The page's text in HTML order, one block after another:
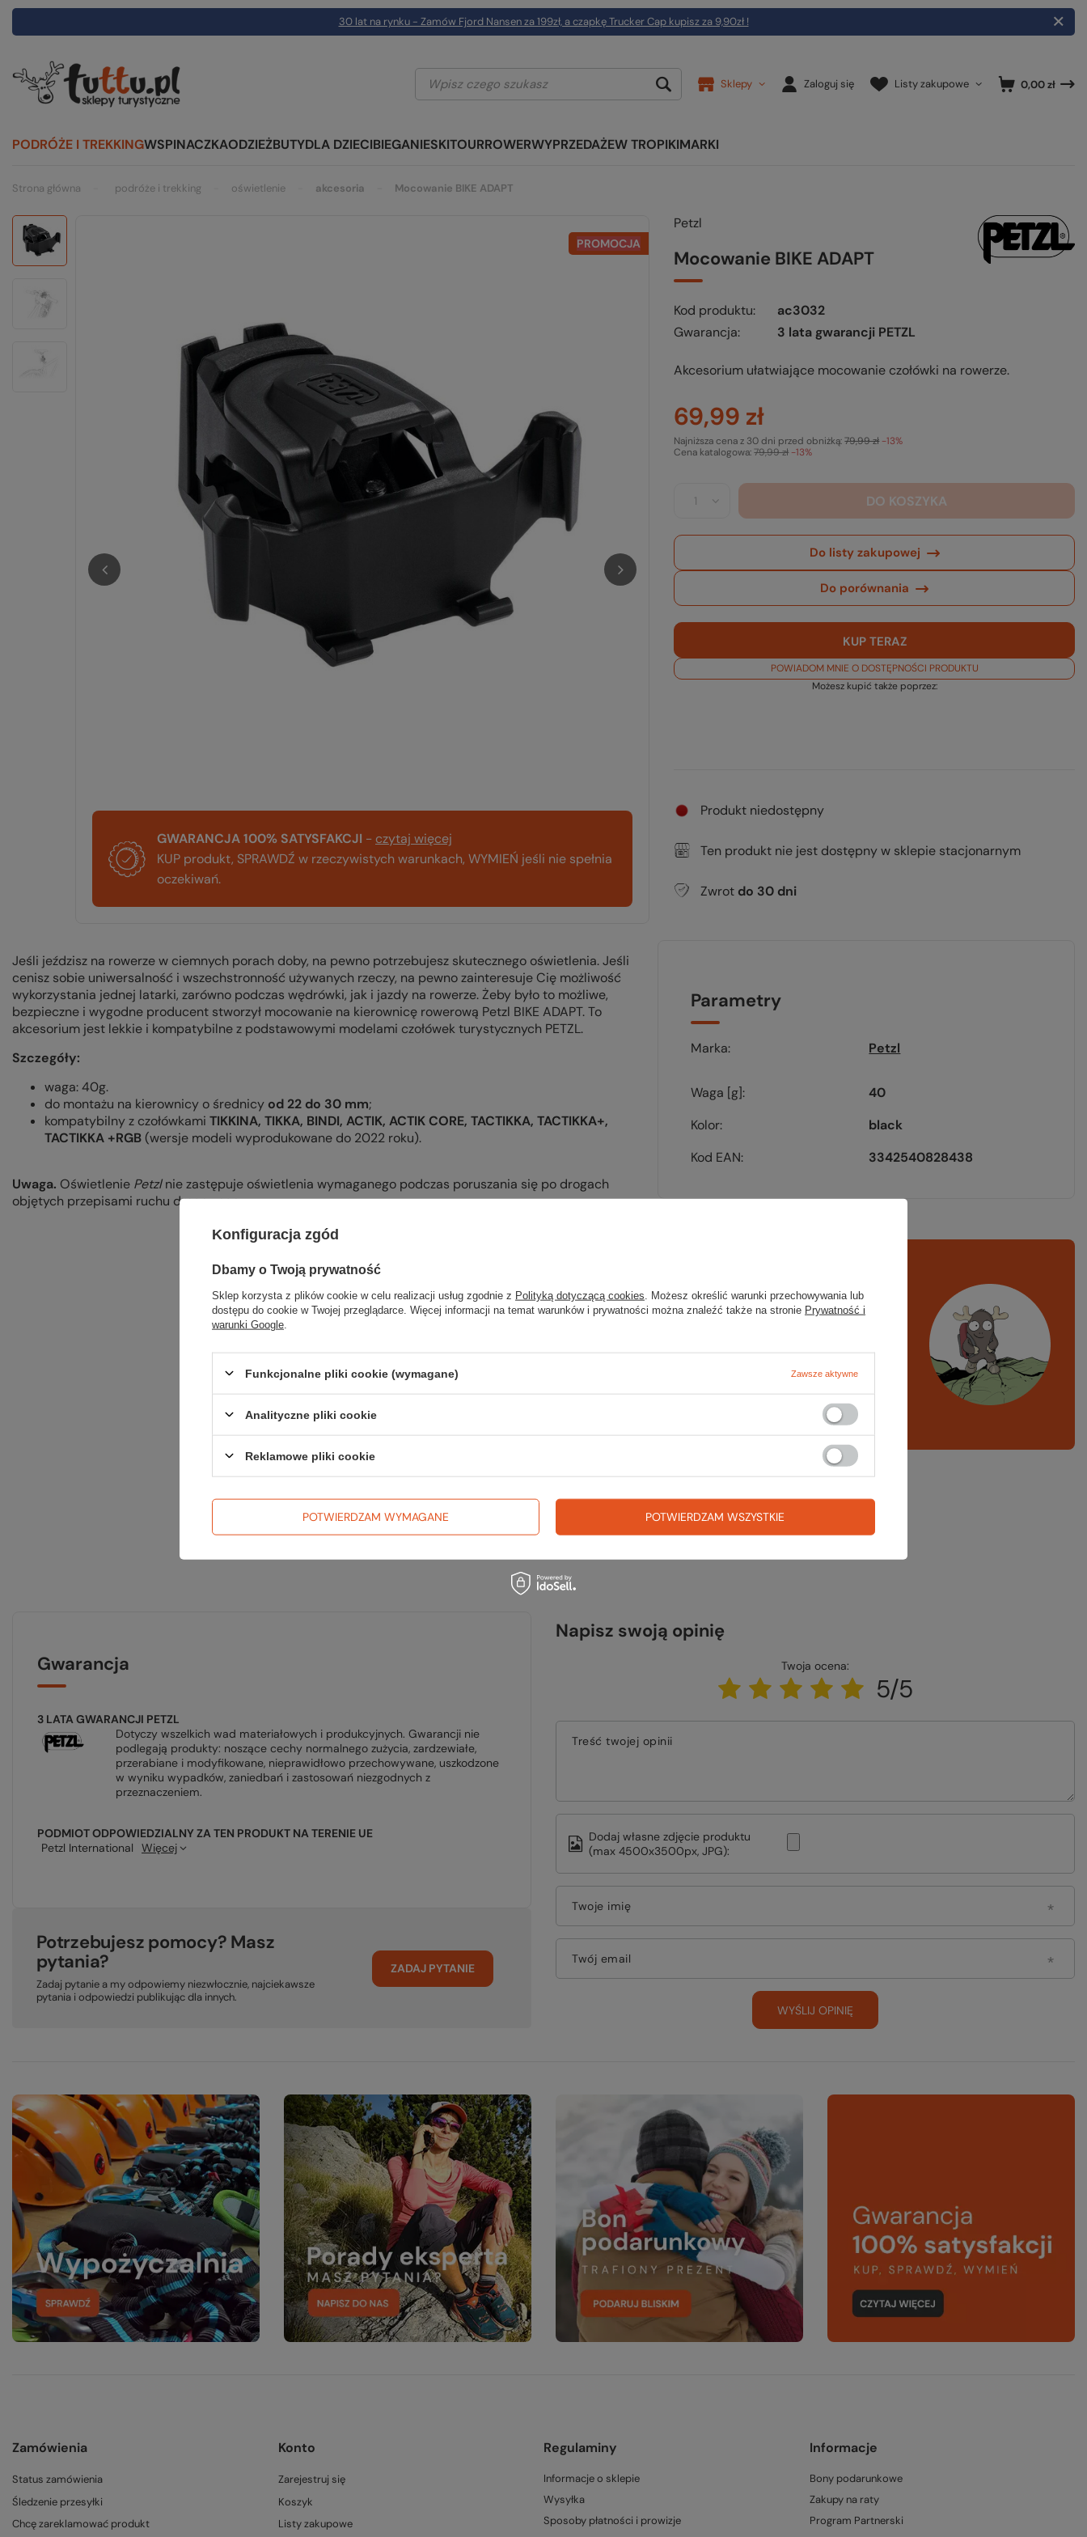
30 lat na rynku - Zamów Fjord Nansen za 199zł, a czapkę Trucker Cap kupisz za 9,90zł !
Sklepy Zaloguj się Listy zakupowe 0,00 zł
PODRÓŻE I TREKKINGWSPINACZKAODZIEŻBUTYDLA DZIECIBIEGANIESKITOURROWERWYPRZEDAŻEW TROPIKIMARKI
Strona główna podróże i trekking oświetlenie akcesoria Mocowanie BIKE ADAPT
PROMOCJA
GWARANCJA 100% SATYSFAKCJI - czytaj więcej
KUP produkt, SPRAWDŹ w rzeczywistych warunkach, WYMIEŃ jeśli nie spełnia
oczekiwań.
Petzl
Mocowanie BIKE ADAPT
Kod produktu
ac3032
Gwarancja
3 lata gwarancji PETZL
Akcesorium ułatwiające mocowanie czołówki na rowerze.
69,99 zł
Cena katalogowa:79,99 zł -13%
Najniższa cena z 30 dni przed obniżką:79,99 zł -13%
DO KOSZYKA
Do listy zakupowej
Do porównania
KUP TERAZ
POWIADOM MNIE O DOSTĘPNOŚCI PRODUKTU
Możesz kupić także poprzez:
Produkt niedostępny
Ten produkt nie jest dostępny w sklepie stacjonarnym
Zwrot do 30 dni
Jeśli jeździsz na rowerze w ciemnych porach doby, na pewno potrzebujesz skutecznego oświetlenia. Jeśli
cenisz sobie uniwersalność i wszechstronność używanych rzeczy, na pewno zainteresuje Cię możliwość
wykorzystania jednej latarki, zarówno podczas wędrówki, jak i jazdy na rowerze. Żeby było to możliwe,
bezpieczne i wygodne producent stworzył mocowanie na kierownicę rowerową Petzl BIKE ADAPT. To
akcesorium jest lekkie i kompatybilne z podstawowymi modelami czołówek turystycznych PETZL.
Szczegóły:
waga: 40g.
do montażu na kierownicy o średnicy od 22 do 30 mm;
kompatybilny z czołówkami TIKKINA, TIKKA, BINDI, ACTIK, ACTIK CORE, TACTIKKA, TACTIKKA+,
TACTIKKA +RGB(wersje modeli wyprodukowane do 2022 roku).
Uwaga. Oświetlenie Petzlnie zastępuje oświetlenia wymaganego podczas poruszania się po drogach
objętych przepisami ruchu drogowego.
Parametry
Marka Petzl
Waga [g]
40
Kolor
black
Kod EAN
3342540828438
wszystko
TWOJA LISTA SPRZĘTOWA
Gwarancja
3 LATA GWARANCJI PETZL
Dotyczy wszelkich wad materiałowych i produkcyjnych. Gwarancji nie
podlegają produkty: noszące cechy normalnego zużycia, zardzewiałe,
przerabiane i modyfikowane, nieprawidłowo przechowywane, uszkodzone
w wyniku wypadków, zaniedbań i zastosowań niezgodnych z
przeznaczeniem.
PODMIOT ODPOWIEDZIALNY ZA TEN PRODUKT NA TERENIE UE
Petzl International
Więcej
Potrzebujesz pomocy? Masz
pytania?
Zadaj pytanie a my odpowiemy niezwłocznie, najciekawsze
pytania i odpowiedzi publikując dla innych.
ZADAJ PYTANIE
Napisz swoją opinię
Twoja ocena:
5/5
Treść twojej opinii
Dodaj własne zdjęcie produktu
(max 4500x3500px, JPG):
Twoje imię
Twój email
WYŚLIJ OPINIĘ
Zamówienia
Status zamówienia
Śledzenie przesyłki
Chcę zareklamować produkt
Konto
Zarejestruj się
Koszyk
Listy zakupowe
Regulaminy
Informacje o sklepie
Wysyłka
Sposoby płatności i prowizje
Informacje
Bony podarunkowe
Zakupy na raty
Program Partnerski
Konfiguracja zgód
Dbamy o Twoją prywatność
Sklep korzysta z plików cookie w celu realizacji usług zgodnie z Polityką dotyczącą cookies . Możesz określić warunki przechowywania lub
dostępu do cookie w Twojej przeglądarce. Więcej informacji na temat warunków i prywatności można znaleźć także na stronie Prywatność i
warunki Google
Funkcjonalne pliki cookie (wymagane) Zawsze aktywne
Analityczne pliki cookie
Reklamowe pliki cookie
POTWIERDZAM WYMAGANE POTWIERDZAM WSZYSTKIE